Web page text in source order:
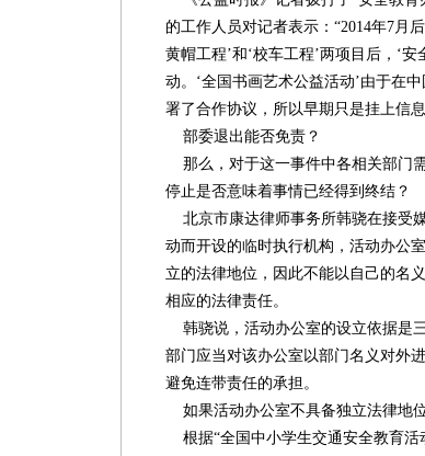
的工作人员对记者表示：“2014年7月
黄帽工程’和‘校车工程’两项目后，‘
动。‘全国书画艺术公益活动’由于在
署了合作协议，所以早期只是挂上信
部委退出能否免责？
那么，对于这一事件中各相关部门
停止是否意味着事情已经得到终结？
北京市康达律师事务所韩骁在接受
动而开设的临时执行机构，活动办公
立的法律地位，因此不能以自己的名
相应的法律责任。
韩骁说，活动办公室的设立依据是
部门应当对该办公室以部门名义对外
避免连带责任的承担。
如果活动办公室不具备独立法律地
根据“全国中小学生交通安全教育活